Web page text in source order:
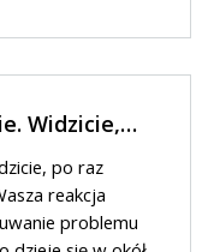
Widzicie,…
po raz
reakcja
problemu